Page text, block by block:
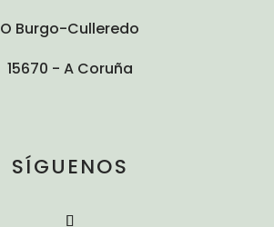
O Burgo-Culleredo
15670 - A Coruña
SÍGUENOS